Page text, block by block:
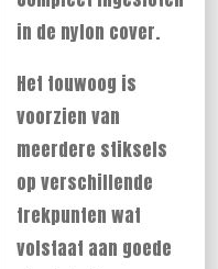
in de nylon cover.
Het touwoog is
voorzien van
meerdere stiksels
op verschillende
trekpunten wat
volstaat aan goede